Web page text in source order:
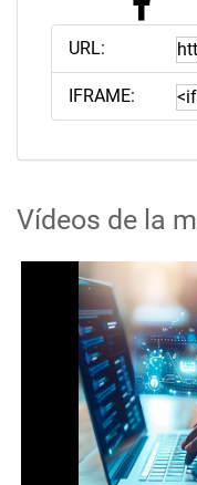
URL:
IFRAME:
Vídeos de la